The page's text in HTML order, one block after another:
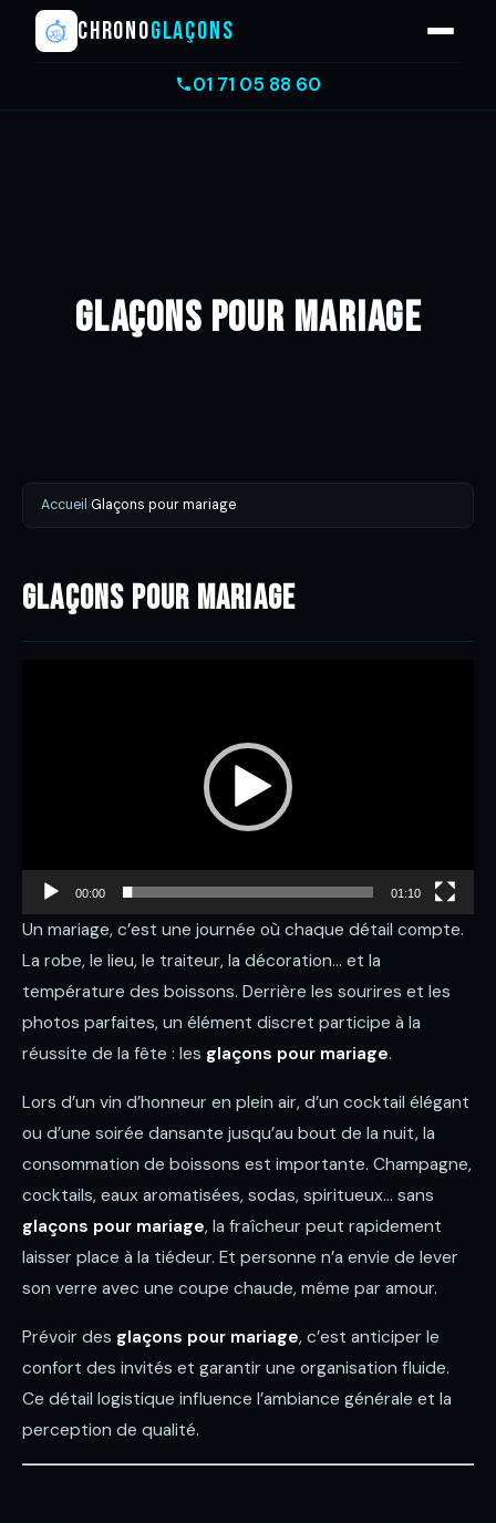
CHRONOGLAÇONS
01 71 05 88 60
Glaçons pour mariage
Accueil ›Glaçons pour mariage
Glaçons pour mariage
00:00 01:10
Un mariage, c’est une journée où chaque détail compte.
La robe, le lieu, le traiteur, la décoration… et la
température des boissons. Derrière les sourires et les
photos parfaites, un élément discret participe à la
réussite de la fête : les glaçons pour mariage.
Lors d’un vin d’honneur en plein air, d’un cocktail élégant
ou d’une soirée dansante jusqu’au bout de la nuit, la
consommation de boissons est importante. Champagne,
cocktails, eaux aromatisées, sodas, spiritueux… sans
glaçons pour mariage, la fraîcheur peut rapidement
laisser place à la tiédeur. Et personne n’a envie de lever
son verre avec une coupe chaude, même par amour.
Prévoir des glaçons pour mariage, c’est anticiper le
confort des invités et garantir une organisation fluide.
Ce détail logistique influence l’ambiance générale et la
perception de qualité.